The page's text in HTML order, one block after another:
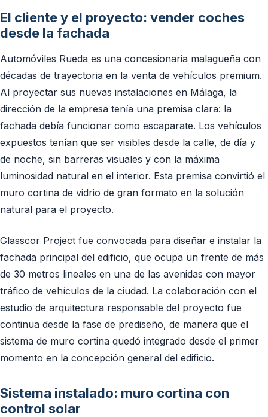
El cliente y el proyecto: vender coches
desde la fachada
Automóviles Rueda es una concesionaria malagueña con
décadas de trayectoria en la venta de vehículos premium.
Al proyectar sus nuevas instalaciones en Málaga, la
dirección de la empresa tenía una premisa clara: la
fachada debía funcionar como escaparate. Los vehículos
expuestos tenían que ser visibles desde la calle, de día y
de noche, sin barreras visuales y con la máxima
luminosidad natural en el interior. Esta premisa convirtió el
muro cortina de vidrio de gran formato en la solución
natural para el proyecto.
Glasscor Project fue convocada para diseñar e instalar la
fachada principal del edificio, que ocupa un frente de más
de 30 metros lineales en una de las avenidas con mayor
tráfico de vehículos de la ciudad. La colaboración con el
estudio de arquitectura responsable del proyecto fue
continua desde la fase de prediseño, de manera que el
sistema de muro cortina quedó integrado desde el primer
momento en la concepción general del edificio.
Sistema instalado: muro cortina con
control solar